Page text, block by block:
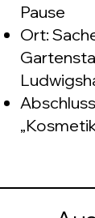
Pause
Ort: